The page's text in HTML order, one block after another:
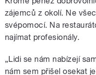
zájemců z okolí. Ne
svépomocí. Na
najímat profesionály.
„Lidi se nám nabízejí
nám sem přišel osekat